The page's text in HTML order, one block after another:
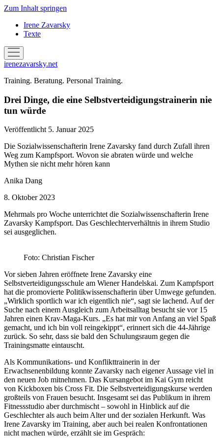
Zum Inhalt springen
Irene Zavarsky
Texte
Menü
öffnen
irenezavarsky.net
Training. Beratung. Personal Training.
Drei Dinge, die eine Selbstverteidigungstrainerin nie
tun würde
Veröffentlicht 5. Januar 2025
Die Sozialwissenschafterin Irene Zavarsky fand durch Zufall ihren
Weg zum Kampfsport. Wovon sie abraten würde und welche
Mythen sie nicht mehr hören kann
Anika Dang
8. Oktober 2023
Mehrmals pro Woche unterrichtet die Sozialwissenschafterin Irene
Zavarsky Kampfsport. Das Geschlechterverhältnis in ihrem Studio
sei ausgeglichen.
Foto: Christian Fischer
Vor sieben Jahren eröffnete Irene Zavarsky eine
Selbstverteidigungsschule am Wiener Handelskai. Zum Kampfsport
hat die promovierte Politikwissenschafterin über Umwege gefunden.
„Wirklich sportlich war ich eigentlich nie“, sagt sie lachend. Auf der
Suche nach einem Ausgleich zum Arbeitsalltag besucht sie vor 15
Jahren einen Krav-Maga-Kurs. „Es hat mir von Anfang an viel Spaß
gemacht, und ich bin voll reingekippt“, erinnert sich die 44-Jährige
zurück. So sehr, dass sie bald den Schulungsraum gegen die
Trainingsmatte eintauscht.
Als Kommunikations- und Konflikttrainerin in der
Erwachsenenbildung konnte Zavarsky nach eigener Aussage viel in
den neuen Job mitnehmen. Das Kursangebot im Kai Gym reicht
von Kickboxen bis Cross Fit. Die Selbstverteidigungskurse werden
großteils von Frauen besucht. Insgesamt sei das Publikum in ihrem
Fitnessstudio aber durchmischt – sowohl in Hinblick auf die
Geschlechter als auch beim Alter und der sozialen Herkunft. Was
Irene Zavarsky im Training, aber auch bei realen Konfrontationen
nicht machen würde, erzählt sie im Gespräch: